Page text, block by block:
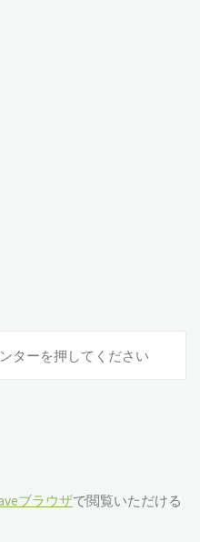
ブラウザで閲覧いただける